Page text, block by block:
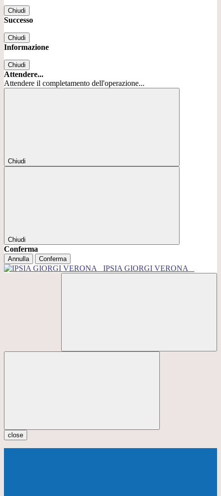
Chiudi
Successo
Chiudi
Informazione
Chiudi
Attendere...
Attendere il completamento dell'operazione...
Chiudi
Chiudi
Conferma
Annulla Conferma
IPSIA GIORGI VERONA
close